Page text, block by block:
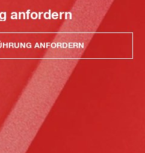
anfordern
ANFORDERN